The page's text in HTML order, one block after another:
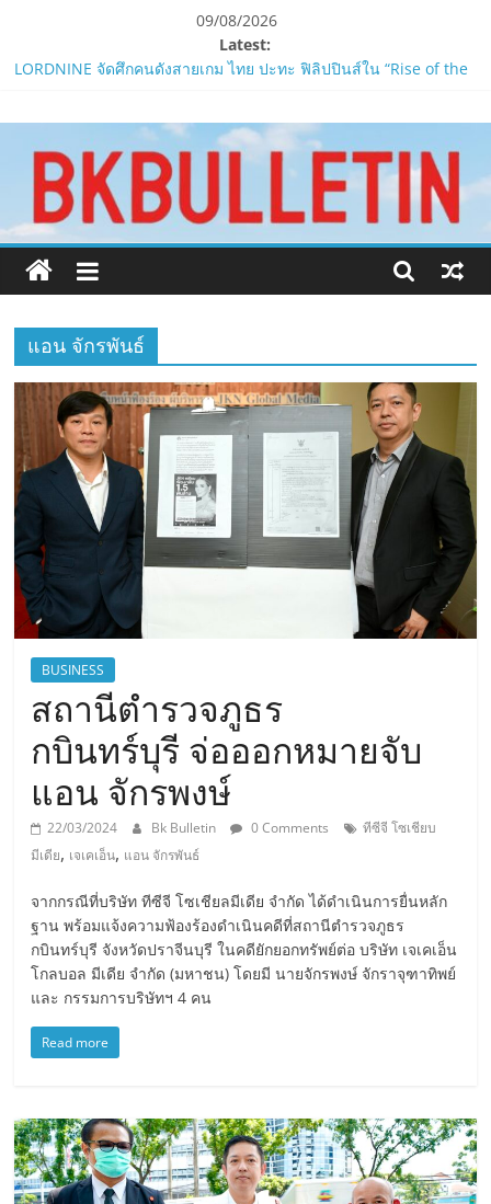
content
09/08/2026
Latest:
LORDNINE จัดศึกคนดังสายเกม ไทย ปะทะ ฟิลิปปินส์ใน “Rise of the
ห้ามพลาด! Smilegate เปิดตัว ‘เฮเลนา’ เซิร์ฟเวอร์ใหม่ของ
LORDNINE 29 ก.ค. นี้
LORDNINE ครบรอบ 1 ปี! Smilegate เปิด “Helena” เซิร์ฟฯ ใหม่
พร้อมอาวุธเคียวและศึกกิลด์-PvP เดือดครึ่งปีหลัง 2026
Smilegate ฉลองครบรอบ 1 ปี “Lordnine”เปิดตัวเซิร์ฟใหม่ ‘Helena’
บูสต์ EXP กระฉูด 50% พร้อมแจกซัมมอนสูงสุด 1,111 ครั้ง!
เสนอ
ข่าว
ครบ
ทุก
แอน จักรพันธ์
BUSINESS
สถานีตำรวจภูธร
กบินทร์บุรี จ่อออกหมายจับ
แอน จักรพงษ์
22/03/2024 Bk Bulletin 0 Comments
ทีซีจี โซเชียบ
มีเดีย, เจเคเอ็น, แอน จักรพันธ์
จากกรณีที่บริษัท ทีซีจี โซเชียลมีเดีย จำกัด ได้ดำเนินการยื่นหลัก
ฐาน พร้อมแจ้งความฟ้องร้องดำเนินคดีที่สถานีตำรวจภูธร
กบินทร์บุรี จังหวัดปราจีนบุรี ในคดียักยอกทรัพย์ต่อ บริษัท เจเคเอ็น
โกลบอล มีเดีย จำกัด (มหาชน) โดยมี นายจักรพงษ์ จักราจุฑาทิพย์
และ กรรมการบริษัทฯ 4 คน
Read more